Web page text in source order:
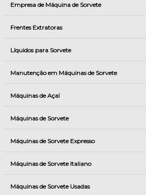
Empresa de Máquina de Sorvete
Frentes Extratoras
Líquidos para Sorvete
Manutenção em Máquinas de Sorvete
Máquinas de Açaí
Máquinas de Sorvete
Máquinas de Sorvete Expresso
Máquinas de Sorvete Italiano
Máquinas de Sorvete Usadas